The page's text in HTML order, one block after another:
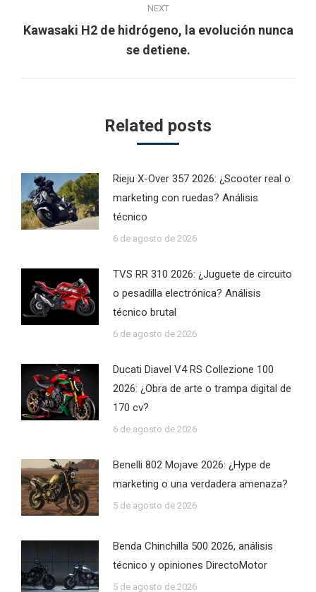
NEXT
Next
post:
Kawasaki H2 de hidrógeno, la evolución nunca
se detiene.
Related posts
Rieju X-Over 357 2026: ¿Scooter real o
marketing con ruedas? Análisis
técnico
6 de agosto de 2026
TVS RR 310 2026: ¿Juguete de circuito
o pesadilla electrónica? Análisis
técnico brutal
6 de agosto de 2026
Ducati Diavel V4 RS Collezione 100
2026: ¿Obra de arte o trampa digital de
170 cv?
6 de agosto de 2026
Benelli 802 Mojave 2026: ¿Hype de
marketing o una verdadera amenaza?
5 de agosto de 2026
Benda Chinchilla 500 2026, análisis
técnico y opiniones DirectoMotor
5 de agosto de 2026